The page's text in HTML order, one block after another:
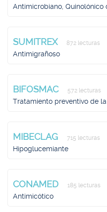
Antimicrobiano, Quinolónico
SUMITREX 872 lecturas
Antimigrañoso
BIFOSMAC 572 lecturas
Tratamiento preventivo de
MIBECLAG 715 lecturas
Hipoglucemiante
CONAMED 185 lecturas
Antimicótico